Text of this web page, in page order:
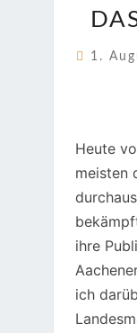
1.
Heute
meisten
ihre
ich